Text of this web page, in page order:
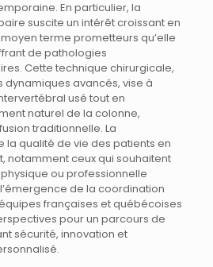
En particulier, la
suscite un intérêt croissant en
terme prometteurs qu’elle
de pathologies
Cette technique chirurgicale,
dynamiques avancés, vise à
usé tout en
naturel de la colonne,
traditionnelle. La
la qualité de vie des patients en
notamment ceux qui souhaitent
ou professionnelle
de la coordination
françaises et québécoises
pour un parcours de
sécurité, innovation et